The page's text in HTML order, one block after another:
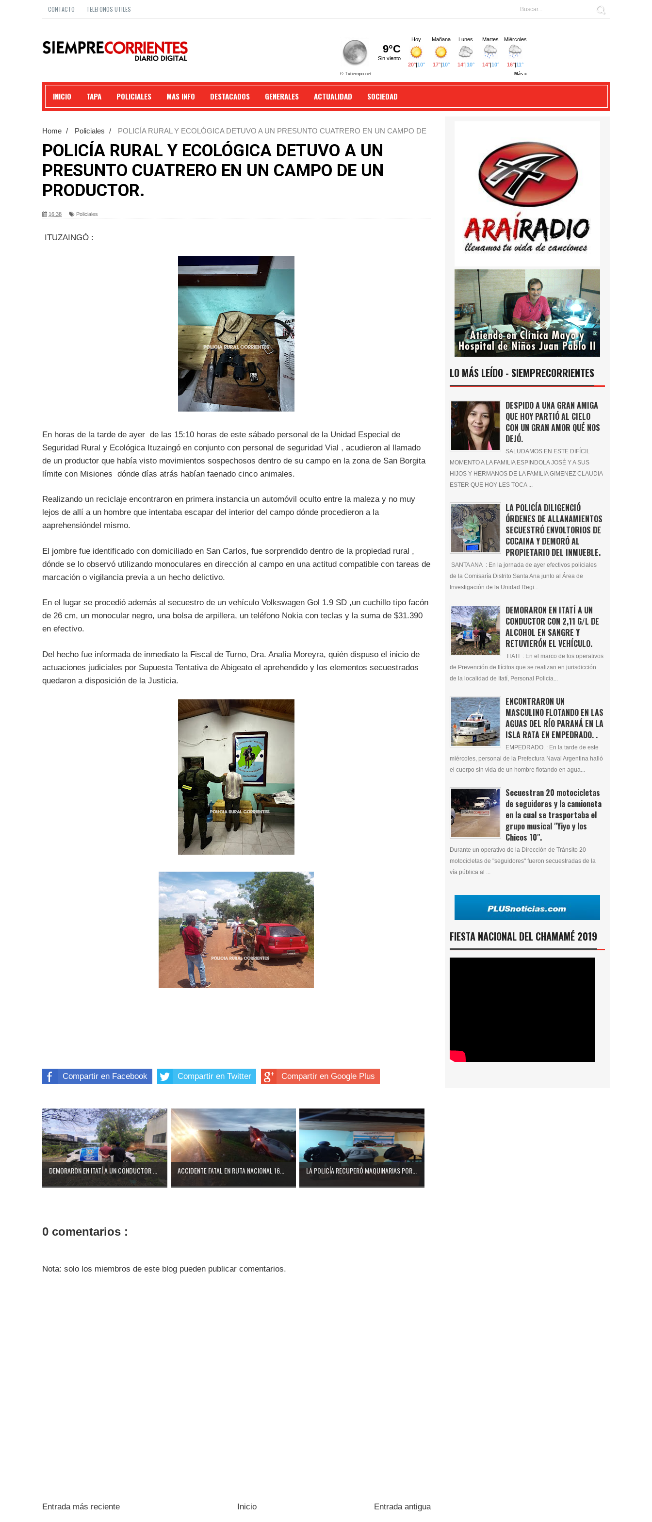
CONTACTO TELEFONOS UTILES
INICIO TAPA POLICIALES MAS INFO DESTACADOS GENERALES ACTUALIDAD SOCIEDAD
Home / Policiales /
POLICÍA RURAL Y ECOLÓGICA DETUVO A UN PRESUNTO CUATRERO EN UN CAMPO DE
UN PRODUCTOR.
POLICÍA RURAL Y ECOLÓGICA DETUVO A UN
PRESUNTO CUATRERO EN UN CAMPO DE UN
PRODUCTOR.
16:38 Policiales
ITUZAINGÓ :
En horas de la tarde de ayer de las 15:10 horas de este sábado personal de la Unidad Especial de
Seguridad Rural y Ecológica Ituzaingó en conjunto con personal de seguridad Vial , acudieron al llamado
de un productor que había visto movimientos sospechosos dentro de su campo en la zona de San Borgita
límite con Misiones dónde días atrás habían faenado cinco animales.
Realizando un reciclaje encontraron en primera instancia un automóvil oculto entre la maleza y no muy
lejos de allí a un hombre que intentaba escapar del interior del campo dónde procedieron a la
aaprehensióndel mismo.
El jombre fue identificado con domiciliado en San Carlos, fue sorprendido dentro de la propiedad rural ,
dónde se lo observó utilizando monoculares en dirección al campo en una actitud compatible con tareas de
marcación o vigilancia previa a un hecho delictivo.
En el lugar se procedió además al secuestro de un vehículo Volkswagen Gol 1.9 SD ,un cuchillo tipo facón
de 26 cm, un monocular negro, una bolsa de arpillera, un teléfono Nokia con teclas y la suma de $31.390
en efectivo.
Del hecho fue informada de inmediato la Fiscal de Turno, Dra. Analía Moreyra, quién dispuso el inicio de
actuaciones judiciales por Supuesta Tentativa de Abigeato el aprehendido y los elementos secuestrados
quedaron a disposición de la Justicia.
Compartir en Facebook Compartir en Twitter Compartir en Google Plus
DEMORARON EN ITATÍ A UN CONDUCTOR ... ACCIDENTE FATAL EN RUTA NACIONAL 16... LA POLICÍA RECUPERÓ MAQUINARIAS POR...
0 comentarios :
Nota: solo los miembros de este blog pueden publicar comentarios.
Entrada más reciente Entrada antigua
Inicio
LO MÁS LEÍDO - SIEMPRECORRIENTES
DESPIDO A UNA GRAN AMIGA
QUE HOY PARTIÓ AL CIELO
CON UN GRAN AMOR QUÉ NOS
DEJÓ.
SALUDAMOS EN ESTE DIFÍCIL
MOMENTO A LA FAMILIA ESPINDOLA JOSÉ Y A SUS
HIJOS Y HERMANOS DE LA FAMILIA GIMENEZ CLAUDIA
ESTER QUE HOY LES TOCA ...
LA POLICÍA DILIGENCIÓ
ÓRDENES DE ALLANAMIENTOS
SECUESTRÓ ENVOLTORIOS DE
COCAINA Y DEMORÓ AL
PROPIETARIO DEL INMUEBLE.
SANTA ANA : En la jornada de ayer efectivos policiales
de la Comisaría Distrito Santa Ana junto al Área de
Investigación de la Unidad Regi...
DEMORARON EN ITATÍ A UN
CONDUCTOR CON 2,11 G/L DE
ALCOHOL EN SANGRE Y
RETUVIERÓN EL VEHÍCULO.
ITATI : En el marco de los operativos
de Prevención de Ilícitos que se realizan en jurisdicción
de la localidad de Itatí, Personal Policia...
ENCONTRARON UN
MASCULINO FLOTANDO EN LAS
AGUAS DEL RÍO PARANÁ EN LA
ISLA RATA EN EMPEDRADO. .
EMPEDRADO. : En la tarde de este
miércoles, personal de la Prefectura Naval Argentina halló
el cuerpo sin vida de un hombre flotando en agua...
Secuestran 20 motocicletas
de seguidores y la camioneta
en la cual se trasportaba el
grupo musical "Yiyo y los
Chicos 10".
Durante un operativo de la Dirección de Tránsito 20
motocicletas de "seguidores" fueron secuestradas de la
vía pública al ...
FIESTA NACIONAL DEL CHAMAMÉ 2019